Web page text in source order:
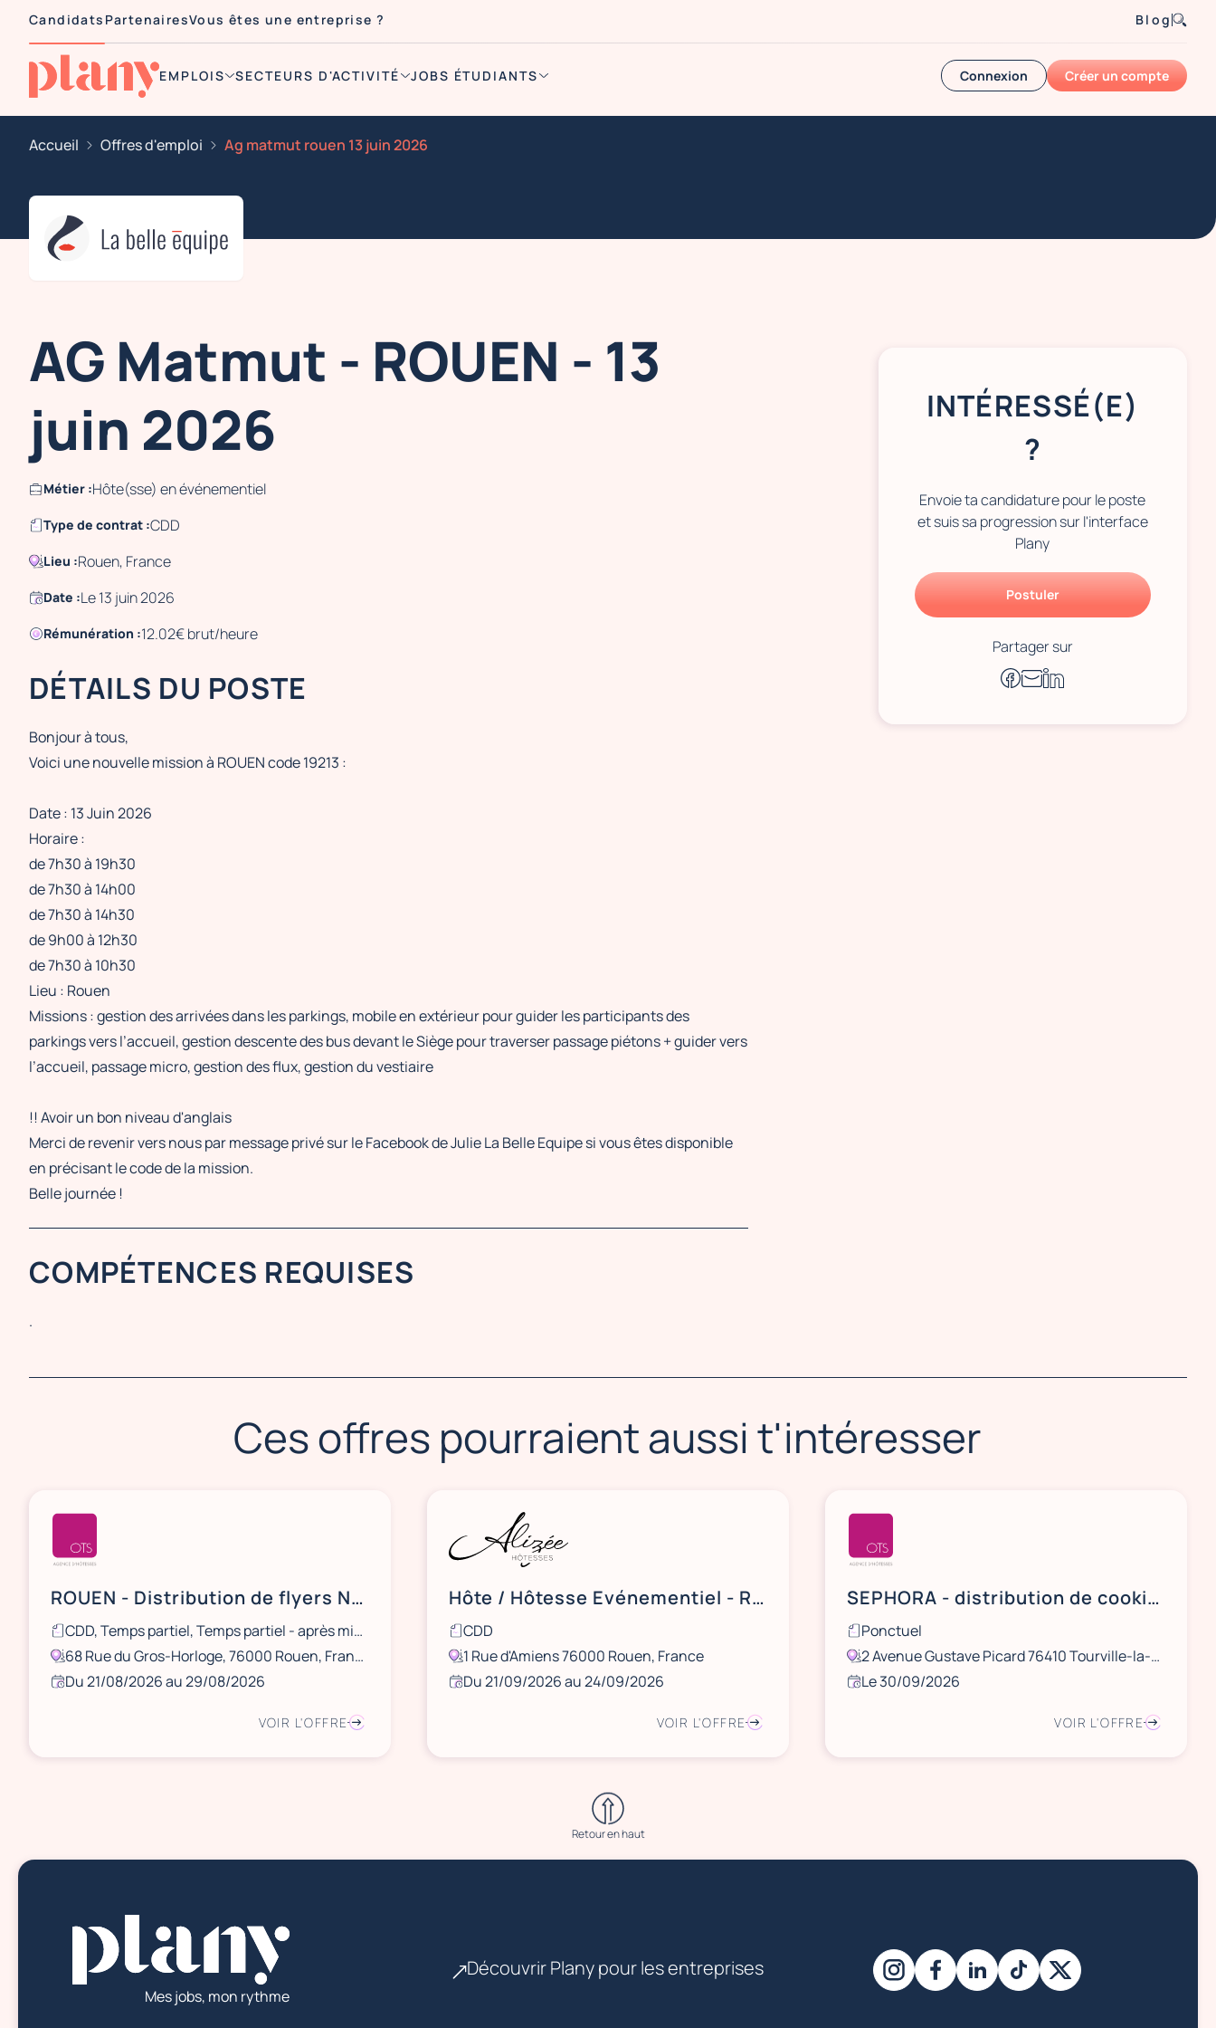
Candidats PartenairesVous êtes une entreprise ? Blog
EMPLOIS SECTEURS D'ACTIVITÉ JOBS ÉTUDIANTS Connexion Créer un compte
Accueil Offres d'emploi Ag matmut rouen 13 juin 2026
AG Matmut - ROUEN - 13
juin 2026
Métier :Hôte(sse) en événementiel
Type de contrat :CDD
Lieu :Rouen, France
Date :Le 13 juin 2026
Rémunération :12.02€ brut/heure
DÉTAILS DU POSTE
Bonjour à tous,
Voici une nouvelle mission à ROUEN code 19213 :
Date : 13 Juin 2026
Horaire :
de 7h30 à 19h30
de 7h30 à 14h00
de 7h30 à 14h30
de 9h00 à 12h30
de 7h30 à 10h30
Lieu : Rouen
Missions : gestion des arrivées dans les parkings, mobile en extérieur pour guider les participants des
parkings vers l’accueil, gestion descente des bus devant le Siège pour traverser passage piétons + guider vers
l’accueil, passage micro, gestion des flux, gestion du vestiaire
!! Avoir un bon niveau d'anglais
Merci de revenir vers nous par message privé sur le Facebook de Julie La Belle Equipe si vous êtes disponible
en précisant le code de la mission.
Belle journée !
COMPÉTENCES REQUISES
.
INTÉRESSÉ(E)
?
Envoie ta candidature pour le poste
et suis sa progression sur l'interface
Plany
Postuler
Partager sur
Ces offres pourraient aussi t'intéresser
ROUEN - Distribution de flyers NOCIBÉ - 21 et 22 août / 28 et 29 août
CDD, Temps partiel, Temps partiel - après midi, Ponctuel
68 Rue du Gros-Horloge, 76000 Rouen, France
Du 21/08/2026 au 29/08/2026
VOIR L'OFFRE
Hôte / Hôtesse Evénementiel - Rouen
CDD
1 Rue d'Amiens 76000 Rouen, France
Du 21/09/2026 au 24/09/2026
VOIR L'OFFRE
SEPHORA - distribution de cookies et boissons - ROUEN
Ponctuel
2 Avenue Gustave Picard 76410 Tourville-la-Rivière, France
Le 30/09/2026
VOIR L'OFFRE
Retour en haut
Mes jobs, mon rythme
Découvrir Plany pour les entreprises